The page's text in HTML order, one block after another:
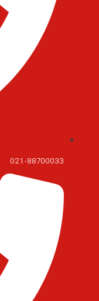
021-88700033